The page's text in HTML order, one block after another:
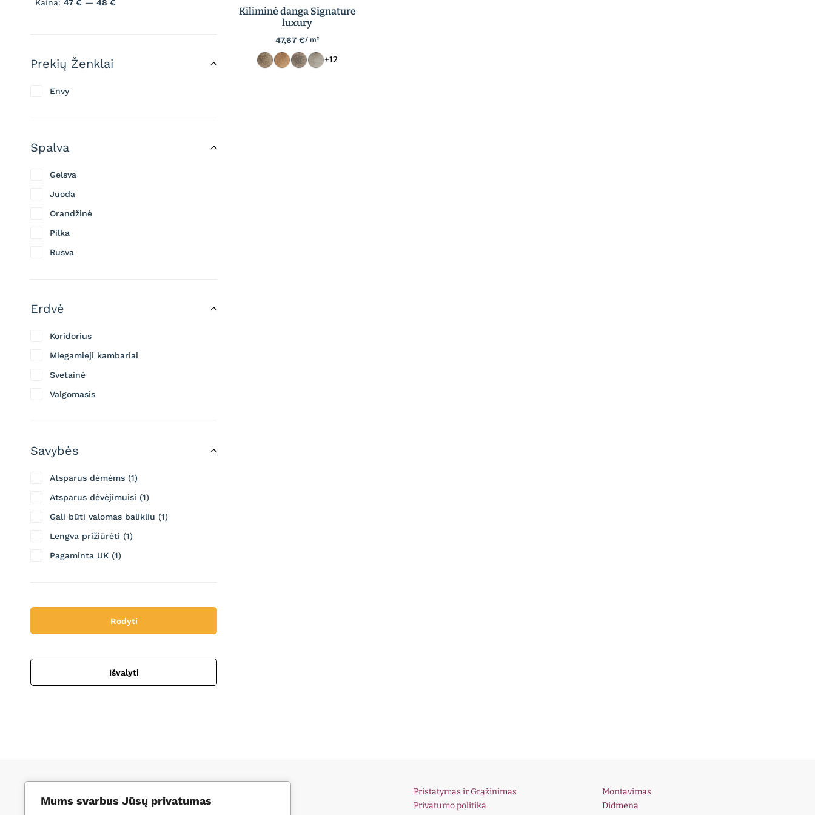
Mums svarbus Jūsų privatumas
Kiliminė danga Signature
luxury
47,67€/ m²
+12
Kaina: 47 € — 48 €
Prekių Ženklai
Envy
Spalva
Gelsva
Juoda
Orandžinė
Pilka
Rusva
Erdvė
Koridorius
Miegamieji kambariai
Svetainė
Valgomasis
Savybės
Atsparus dėmėms
1
Atsparus dėvėjimuisi
1
Gali būti valomas balikliu
1
Lengva prižiūrėti
1
Pagaminta UK
1
Rodyti
Išvalyti
El. paštas:gm@grindupe.com
Pristatymas ir Grąžinimas
Privatumo politika
Montavimas
Didmena